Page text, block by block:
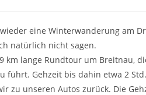
eine Winterwanderung am
natürlich nicht sagen.
km lange Rundtour um Breitnau,
führt. Gehzeit bis dahin etwa 2
zu unseren Autos zurück. Die